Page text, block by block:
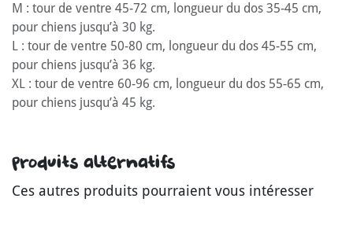
M : tour de ventre 45-72 cm, longueur du dos 35-45 cm,
pour chiens jusqu’à 30 kg.
L : tour de ventre 50-80 cm, longueur du dos 45-55 cm,
pour chiens jusqu’à 36 kg.
XL : tour de ventre 60-96 cm, longueur du dos 55-65 cm,
pour chiens jusqu’à 45 kg.
Produits alternatifs
Ces autres produits pourraient vous intéresser